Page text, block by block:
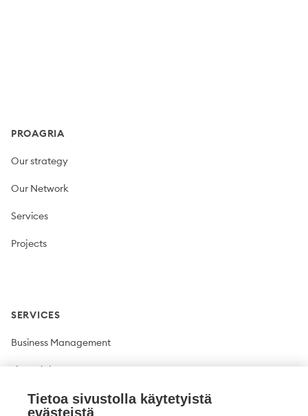
PROAGRIA
Our strategy
Our Network
Services
Projects
SERVICES
Business Management
Financial Management
Plant production
Tietoa sivustolla käytetyistä
evästeistä